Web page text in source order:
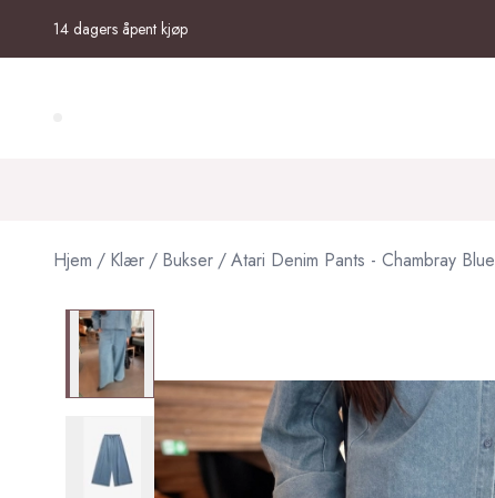
14 dagers åpent kjøp
Hjem / Klær / Bukser /Atari Denim Pants - Chambray Blue